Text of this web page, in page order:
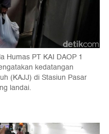
Humas PT KAI DAOP 1
kedatangan
(KAJJ) di Stasiun Pasar
landai.